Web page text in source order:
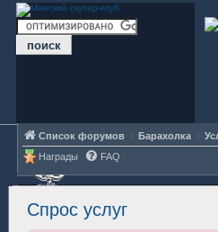
Список форумов Барахолка
Награды
FAQ
Спрос услуг